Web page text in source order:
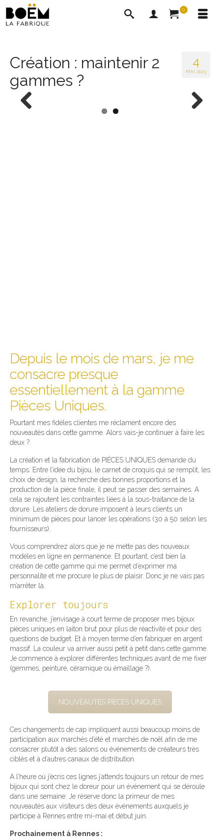
0
4
MAI 2023
Création : maintenir 2
gammes ?
Depuis le mois de mars, je me
consacre presque
essentiellement à la gamme
Pièces Uniques.
Pourtant mes fidèles clientes me réclament encore des
nouveautés dans cette gamme. Alors vais-je continuer à faire les
deux ?
La création et la fabrication de PIÈCES UNIQUES demande du
temps. Entre l’idée du bijou, le carnet de croquis qui se remplit, les
choix de design, la recherche des bonnes proportions et la
production de la pièce finale, il peut se passer des semaines. A
cela se rajoutent les contraintes liées à la sous-traitance de la
dorure. Les ateliers de dorure imposent à leurs clients un
minimum de pièces pour lancer les opérations (30 à 50 selon les
fournisseurs).
Vous comprendrez alors que je ne mette pas des nouveaux
modèles en ligne en permanence. Et pourtant, c’est bien la
création de cette gamme qui me permet d’exprimer ma
personnalité et me procure le plus de plaisir. Donc je ne vais pas
m’arrêter là.
Explorer toujours
En revanche, j’envisage à court terme de proposer mes bijoux
pièces uniques en laiton brut pour plus de réactivité et pour des
questions de budget. Et à moyen terme d’en fabriquer en argent
massif. La couleur va arriver aussi petit à petit dans cette gamme.
Je commence à explorer différentes techniques avant de me fixer
(gemmes, peinture, céramique ou émaillage ?).
NOUVEAUTES PIECES UNIQUES
Ces changements de cap impliquent aussi beaucoup moins de
participation aux marchés d’été et marchés de noël afin de me
consacrer plutôt à des salons ou événements de créateurs très
ciblés et à d’autres canaux de distribution.
A l’heure où j’écris ces lignes j’attends toujours un retour de mes
bijoux qui sont chez le doreur pour un événement qui se déroule
dans une semaine. Je réserve donc la primeur de mes
nouveautés aux visiteurs des deux événements auxquels je
participe à Rennes entre mi-mai et début juin.
Prochainement à Rennes :